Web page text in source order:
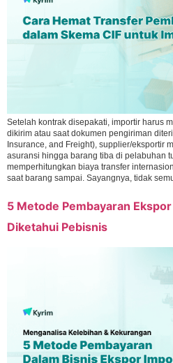
Setelah kontrak disepakati, importir harus
dikirim atau saat dokumen pengiriman
Insurance, and Freight), supplier/eksportir
asuransi hingga barang tiba di pelabuhan
memperhitungkan biaya transfer
saat barang sampai. Sayangnya, tidak
5 Metode Pembayaran
Diketahui Pebisnis